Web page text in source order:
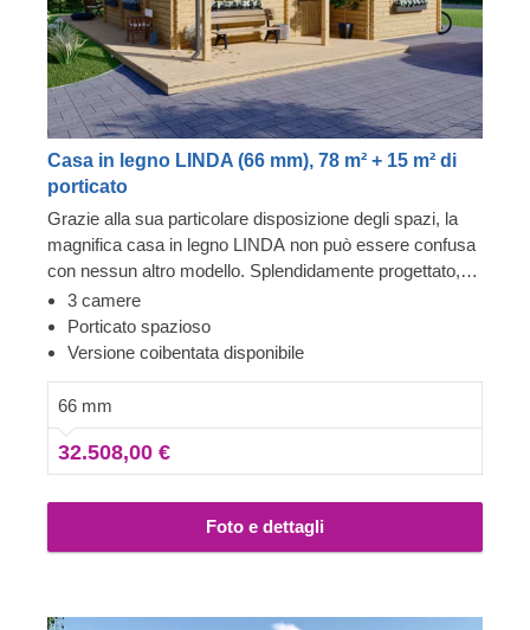
Casa in legno LINDA (66 mm), 78 m² + 15 m² di
porticato
Grazie alla sua particolare disposizione degli spazi, la
magnifica casa in legno LINDA non può essere confusa
con nessun altro modello. Splendidamente progettato,
questo edificio in stile classico offre numerose aree relax
all'aperto e una comoda disposizione interna. Organizza
lo spazio in base alle tue esigenze personali e alla tua
su misura per le tutte le tue esigenze. Per garantirti la
maggiore comodità possibile, è disponibile anche una
versione coibentata di questo modello.
3 camere
Porticato spazioso
Versione coibentata disponibile
66 mm
32.508,00 €
Foto e dettagli